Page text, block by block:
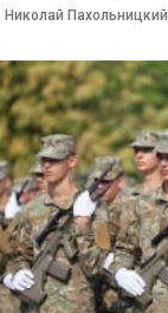
Николай Пахольницкий